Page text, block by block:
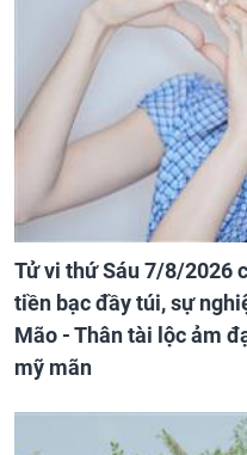
Tử vi thứ Sáu 7/8/2026
tiền bạc đầy túi, sự
Mão - Thân tài lộc ảm
mỹ mãn